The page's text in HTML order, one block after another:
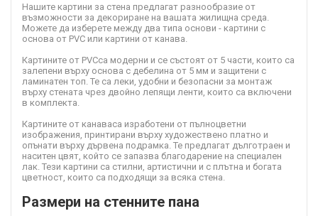
Нашите картини за стена предлагат разнообразие от
възможности за декориране на вашата жилищна среда.
Можете да изберете между два типа основи - картини с
основа от PVC или картини от канава.
Картините от PVCса модерни и се състоят от 5 части, които са
залепени върху основа с дебелина от 5 мм и защитени с
ламинатен топ. Те са леки, удобни и безопасни за монтаж
върху стената чрез двойно лепящи ленти, които са включени
в комплекта.
Картините от канаваса изработени от пълноцветни
изображения, принтирани върху художествено платно и
опънати върху дървена подрамка. Те предлагат дълготраен и
наситен цвят, който се запазва благодарение на специален
лак. Тези картини са стилни, артистични и с плътна и богата
цветност, които са подходящи за всяка стена.
Размери на стенните пана